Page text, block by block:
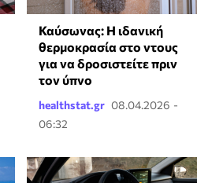
⁠Καύσωνας: Η ιδανική
θερμοκρασία στο ντους
για να δροσιστείτε πριν
τον ύπνο
healthstat.gr 08.04.2026 -
06:32